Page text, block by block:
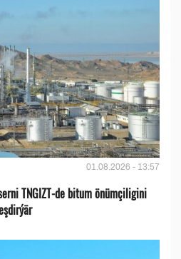
01.08.2026 - 13:57
TNGIZT-de bitum önümçiligini